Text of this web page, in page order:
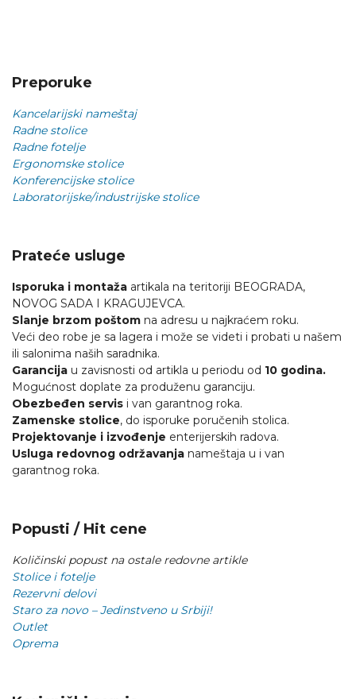
Preporuke
Kancelarijski nameštaj
Radne stolice
Radne fotelje
Ergonomske stolice
Konferencijske stolice
Laboratorijske/industrijske stolice
Prateće usluge
Isporuka i montaža artikala na teritoriji BEOGRADA,
NOVOG SADA I KRAGUJEVCA.
Slanje brzom poštom na adresu u najkraćem roku.
Veći deo robe je sa lagera i može se videti i probati u našem
ili salonima naših saradnika.
Garancija u zavisnosti od artikla u periodu od 10 godina.
Mogućnost doplate za produženu garanciju.
Obezbeđen servis i van garantnog roka.
Zamenske stolice, do isporuke poručenih stolica.
Projektovanje i izvođenje enterijerskih radova.
Usluga redovnog održavanja nameštaja u i van
garantnog roka.
Popusti / Hit cene
Količinski popust na ostale redovne artikle
Stolice i fotelje
Rezervni delovi
Staro za novo – Jedinstveno u Srbiji!
Outlet
Oprema